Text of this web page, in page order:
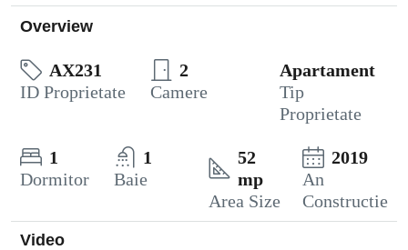
Overview
AX231
ID Proprietate
2
Camere
Apartament
Tip
Proprietate
1
Dormitor
1
Baie
52
mp
Area Size
2019
An
Constructie
Video